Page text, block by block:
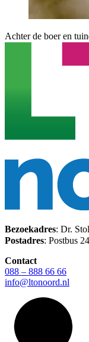
Achter de boer en
Bezoekadres: Dr.
Postadres: Postbus
Contact
088 – 888 66 66
info@ltonoord.nl